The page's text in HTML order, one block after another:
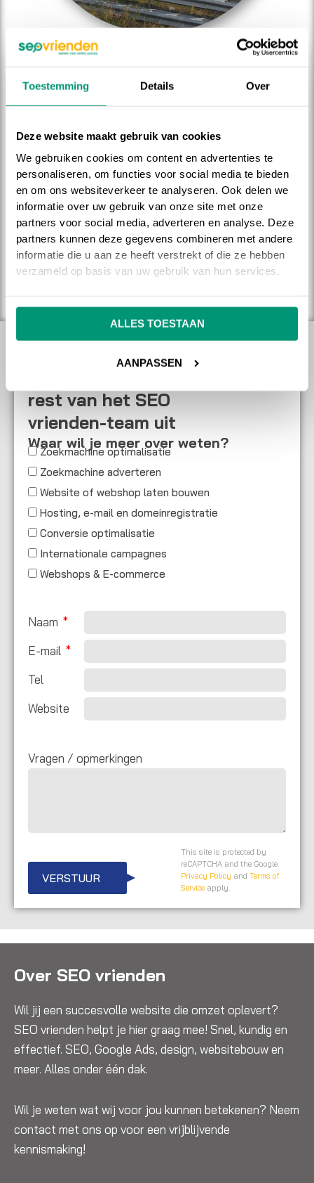
Toestemming Details Over
Deze website maakt gebruik van cookies
We gebruiken cookies om content en advertenties te
personaliseren, om functies voor social media te bieden
en om ons websiteverkeer te analyseren. Ook delen we
informatie over uw gebruik van onze site met onze
partners voor social media, adverteren en analyse. Deze
partners kunnen deze gegevens combineren met andere
informatie die u aan ze heeft verstrekt of die ze hebben
verzameld op basis van uw gebruik van hun services.
ALLES TOESTAAN
AANPASSEN
juli 2023
Inpakomed B.V.
Verhuisd naar nieuw domeinnaam
GA NAAR CASE
BEKIJK ALLE CASES
Sven
rest van het SEO
vrienden-team uit
Waar wil je meer over weten?
Zoekmachine optimalisatie
Zoekmachine adverteren
Website of webshop laten bouwen
Hosting, e-mail en domeinregistratie
Conversie optimalisatie
Internationale campagnes
Webshops & E-commerce
Naam
E-mail
Tel
Website
Vragen / opmerkingen
VERSTUUR
This site is protected by
reCAPTCHA and the Google
Privacy Policy and Terms of
Service apply.
Over SEO vrienden
Wil jij een succesvolle website die omzet oplevert?
SEO vrienden helpt je hier graag mee! Snel, kundig en
effectief. SEO, Google Ads, design, websitebouw en
meer. Alles onder één dak.
Wil je weten wat wij voor jou kunnen betekenen? Neem
contact met ons op voor een vrijblijvende
kennismaking!